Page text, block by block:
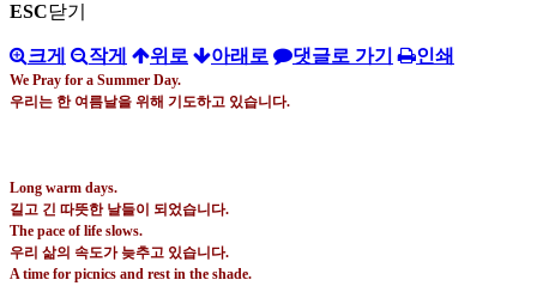
ESC닫기
크게 작게 위로 아래로 댓글로 가기 인쇄
We Pray for a Summer Day.
우리는 한 여름날을 위해 기도하고 있습니다.
Long warm days.
길고 긴 따뜻한 날들이 되었습니다.
The pace of life slows.
우리 삶의 속도가 늦추고 있습니다.
A time for picnics and rest in the shade.